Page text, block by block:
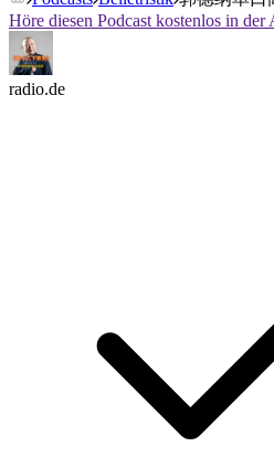
Höre diesen Podcast kostenlos in der
radio.de